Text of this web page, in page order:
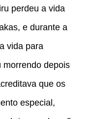
perdeu a vida
e durante a
vida para
morrendo depois
que os
especial,